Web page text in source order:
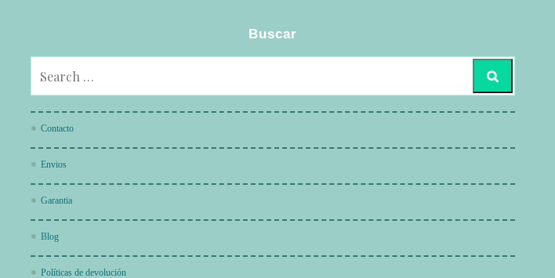
Buscar
Contacto
Envios
Garantia
Blog
Políticas de devolución